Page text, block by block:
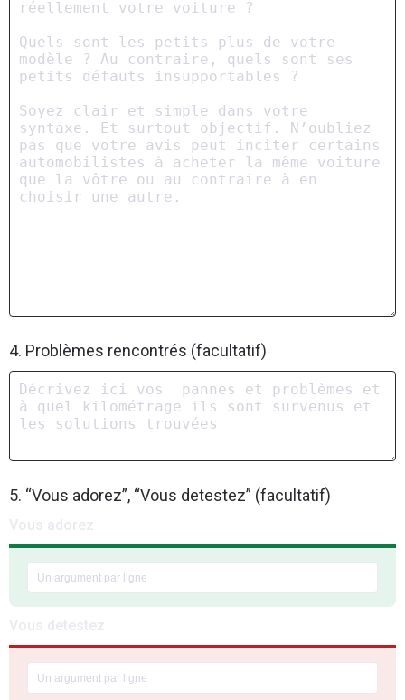
4. Problèmes rencontrés (facultatif)
5. “Vous adorez”, “Vous detestez” (facultatif)